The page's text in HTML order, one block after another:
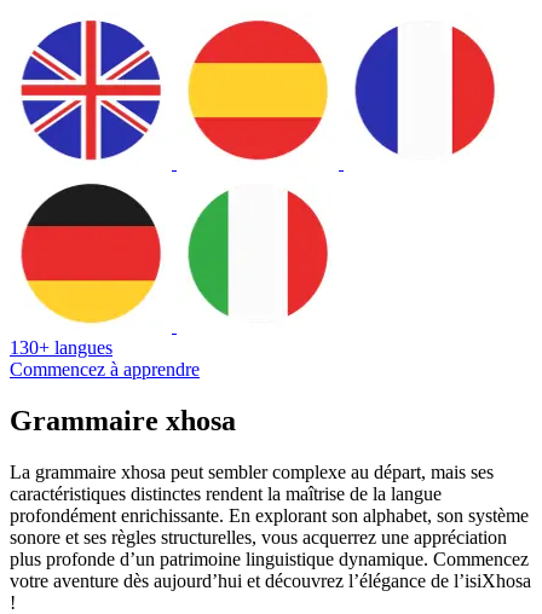
130+ langues
Commencez à apprendre
Grammaire xhosa
La grammaire xhosa peut sembler complexe au départ, mais ses
caractéristiques distinctes rendent la maîtrise de la langue
profondément enrichissante. En explorant son alphabet, son système
sonore et ses règles structurelles, vous acquerrez une appréciation
plus profonde d’un patrimoine linguistique dynamique. Commencez
votre aventure dès aujourd’hui et découvrez l’élégance de l’isiXhosa
!